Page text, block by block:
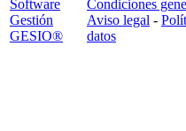
Software
Gestión
GESIO®
Condiciones
Aviso legal -
datos